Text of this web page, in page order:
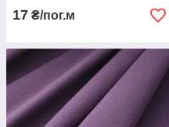
17 ₴/пог.м